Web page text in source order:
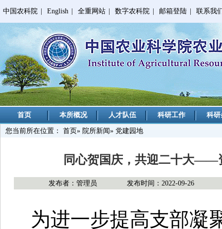
中国农科院 English 全重网站 数字农科院 邮箱登陆 联系我
首页 本所概况 人才队伍 科研工作 科
您当前所在位置： 首页» 院所新闻» 党建园地
同心贺国庆，共迎二十大——
发布者：管理员 发布时间：2022-09-26
为进一步提高支部凝